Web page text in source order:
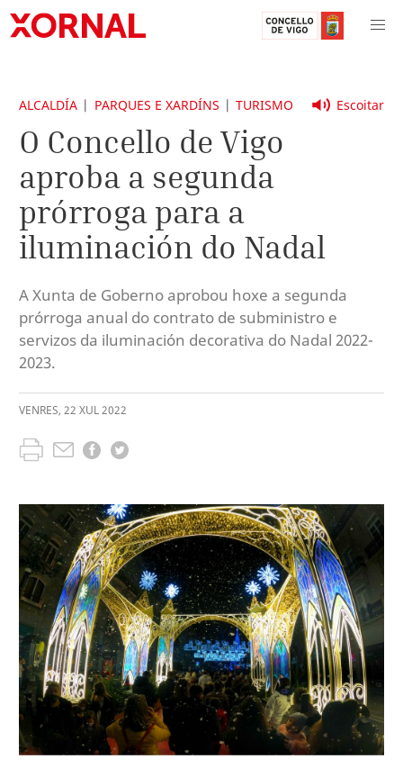
Escoitar
ALCALDÍA PARQUES E XARDÍNS TURISMO
O Concello de Vigo
aproba a segunda
prórroga para a
iluminación do Nadal
A Xunta de Goberno aprobou hoxe a segunda
prórroga anual do contrato de subministro e
servizos da iluminación decorativa do Nadal 2022-
2023.
VENRES, 22 XUL2022